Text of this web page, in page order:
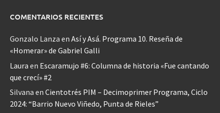
COMENTARIOS RECIENTES
Gonzalo Lanza en Así y Asá. Programa 10. Reseña de
«Homerar» de Gabriel Galli
Laura en Escaramujo #6: Columna de historia «Fue cantando
que crecí» #2
Silvana en Cientotrés PIM – Decimoprimer Programa, Ciclo
2024: “Barrio Nuevo Viñedo, Punta de Rieles”